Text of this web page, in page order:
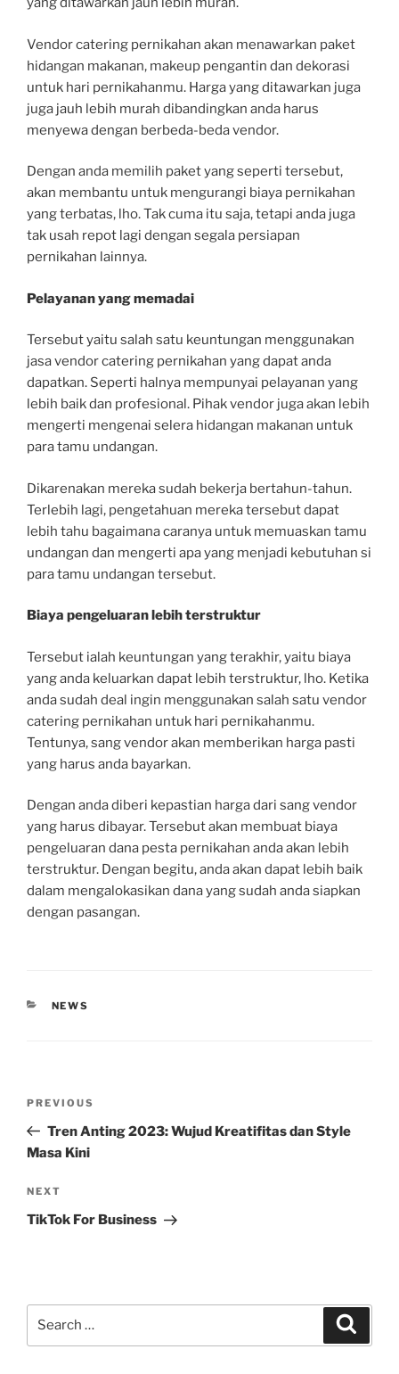
Vendor catering pernikahan akan menawarkan paket
hidangan makanan, makeup pengantin dan dekorasi
untuk hari pernikahanmu. Harga yang ditawarkan juga
juga jauh lebih murah dibandingkan anda harus
menyewa dengan berbeda-beda vendor.
Dengan anda memilih paket yang seperti tersebut,
akan membantu untuk mengurangi biaya pernikahan
yang terbatas, lho. Tak cuma itu saja, tetapi anda juga
tak usah repot lagi dengan segala persiapan
pernikahan lainnya.
Pelayanan yang memadai
Tersebut yaitu salah satu keuntungan menggunakan
jasa vendor catering pernikahan yang dapat anda
dapatkan. Seperti halnya mempunyai pelayanan yang
lebih baik dan profesional. Pihak vendor juga akan lebih
mengerti mengenai selera hidangan makanan untuk
para tamu undangan.
Dikarenakan mereka sudah bekerja bertahun-tahun.
Terlebih lagi, pengetahuan mereka tersebut dapat
lebih tahu bagaimana caranya untuk memuaskan tamu
undangan dan mengerti apa yang menjadi kebutuhan si
para tamu undangan tersebut.
Biaya pengeluaran lebih terstruktur
Tersebut ialah keuntungan yang terakhir, yaitu biaya
yang anda keluarkan dapat lebih terstruktur, lho. Ketika
anda sudah deal ingin menggunakan salah satu vendor
catering pernikahan untuk hari pernikahanmu.
Tentunya, sang vendor akan memberikan harga pasti
yang harus anda bayarkan.
Dengan anda diberi kepastian harga dari sang vendor
yang harus dibayar. Tersebut akan membuat biaya
pengeluaran dana pesta pernikahan anda akan lebih
terstruktur. Dengan begitu, anda akan dapat lebih baik
dalam mengalokasikan dana yang sudah anda siapkan
dengan pasangan.
CATEGORIES
NEWS
Previous
Post
PREVIOUS
Tren Anting 2023: Wujud Kreatifitas dan Style
Masa Kini
Next
Post
NEXT
TikTok For Business